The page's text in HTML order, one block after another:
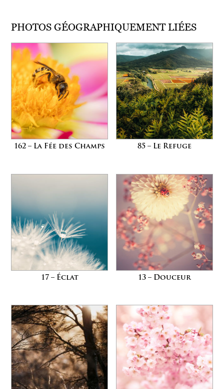
PHOTOS GÉOGRAPHIQUEMENT LIÉES
162 – La Fée des Champs 85 – Le Refuge
17 – Éclat 13 – Douceur